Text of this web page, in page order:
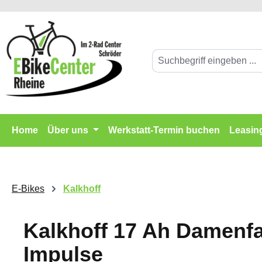
Zur Hauptnavigation springen
Home Über uns Werkstatt-Termin buchen
E-Bikes Kalkhoff
Kalkhoff 17 Ah
Impulse